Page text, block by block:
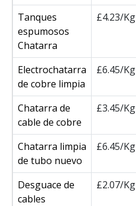
Tanques
espumosos
Chatarra
£4.23/Kg
Electrochatarra
de cobre limpia
£6.45/Kg
Chatarra de
cable de cobre
£3.45/Kg
Chatarra limpia
de tubo nuevo
£6.45/Kg
Desguace de
cables
£2.07/Kg